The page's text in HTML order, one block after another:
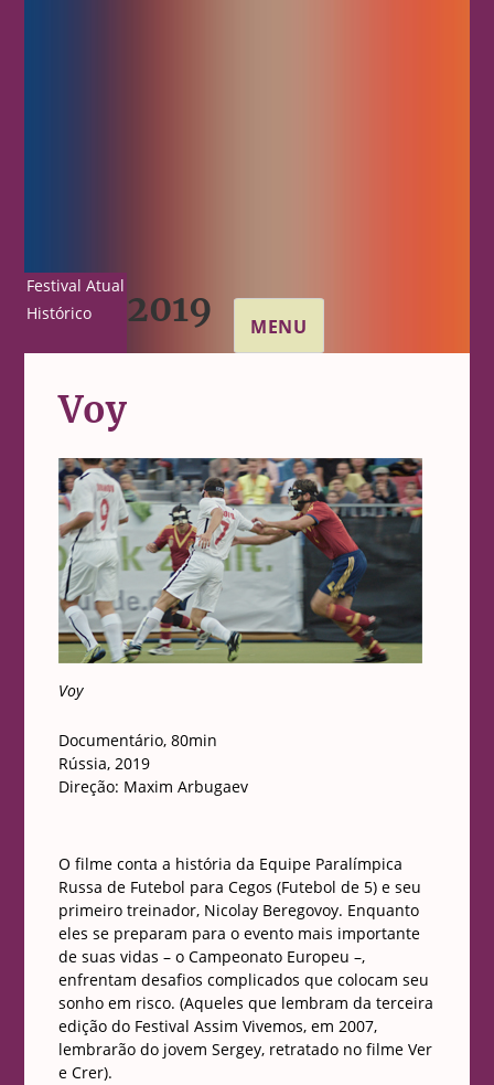
Festival Atual
Histórico
2019 MENU
Voy
Voy
Documentário, 80min
Rússia, 2019
Direção: Maxim Arbugaev
O filme conta a história da Equipe Paralímpica
Russa de Futebol para Cegos (Futebol de 5) e seu
primeiro treinador, Nicolay Beregovoy. Enquanto
eles se preparam para o evento mais importante
de suas vidas – o Campeonato Europeu –,
enfrentam desafios complicados que colocam seu
sonho em risco. (Aqueles que lembram da terceira
edição do Festival Assim Vivemos, em 2007,
lembrarão do jovem Sergey, retratado no filme Ver
e Crer).